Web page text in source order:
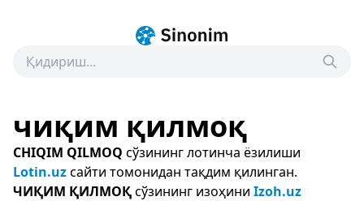
чиқим қилмоқ
CHIQIM QILMOQ сўзининг лотинча ёзилиши
Lotin.uzсайти томонидан тақдим қилинган.
ЧИҚИМ ҚИЛМОҚсўзининг изоҳини Izoh.uz